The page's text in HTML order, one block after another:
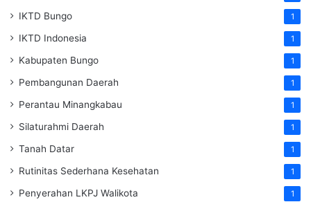
IKTD Bungo 1
IKTD Indonesia 1
Kabupaten Bungo 1
Pembangunan Daerah 1
Perantau Minangkabau 1
Silaturahmi Daerah 1
Tanah Datar 1
Rutinitas Sederhana Kesehatan 1
Penyerahan LKPJ Walikota 1